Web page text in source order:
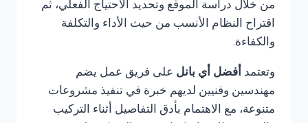
من خلال دراسة الموقع وتحديد الاحتياج الفعلي، ثم
اقتراح النظام الأنسب من حيث الأداء والتكلفة
والكفاءة.
وتعتمد أفضل أي بانل على فريق عمل يضم
مهندسين وفنيين لديهم خبرة في تنفيذ مشروعات
متنوعة، مع الاهتمام بأدق التفاصيل أثناء التركيب